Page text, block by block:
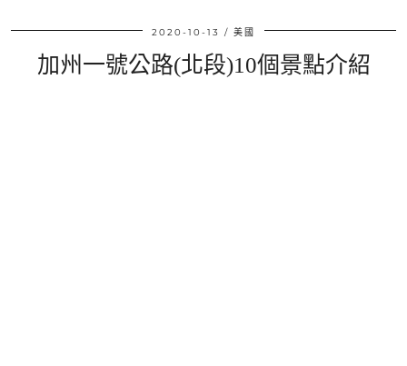
2020-10-13 美國
加州一號公路(北段)10個景點介紹